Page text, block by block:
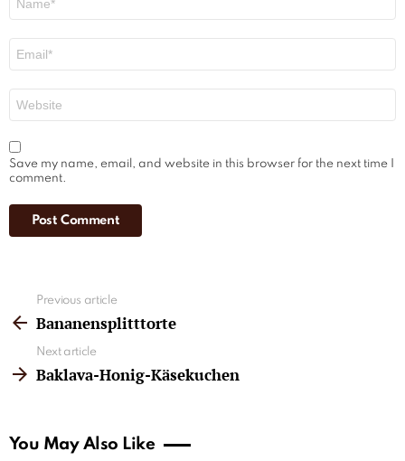
Save my name, email, and website in this browser for the next time I
comment.
more
Previous article
Bananensplitttorte
Next article
Baklava-Honig-Käsekuchen
You May Also Like